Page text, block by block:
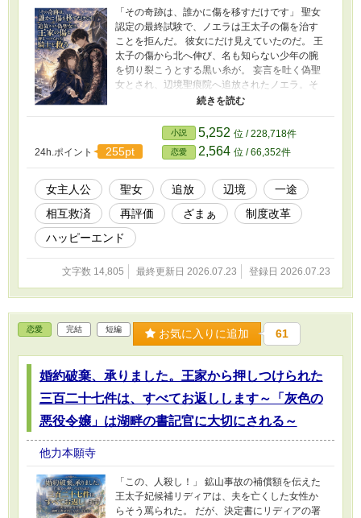
元看護師が、異世界の台所から人と国を癒や
し、今度こそ自分の人生を選び直す物語。
「その奇跡は、誰かに傷を移すだけです」 聖女
認定の最終試験で、ノエラは王太子の傷を治す
ことを拒んだ。 彼女にだけ見えていたのだ。 王
太子の傷から北へ伸び、名も知らない少年の腕
を切り裂こうとする黒い糸が。 妄言を吐く偽聖
女とされ、辺境聖痕院へ追放されたノエラ。そ
こで彼女を待っていたのは、王家や高位貴族が
「奇跡」で消した傷や病を押しつけられた四十
一人と、左腕に何十人分もの傷を背負わされた
元近衛騎士ダリオだった。 ノエラの力は、傷を
治すものではない。 誰が救われ、誰が代価を払
っているのかを読み、不正な魔法契約を停止す
る、失われた職能――呪約師の力だった。 国家
を守るために必要な犠牲だったと主張する大司
教。 代価を知らずに奇跡を使っていた現聖女。
自分の健康が誰かの苦痛で成り立っていた王太
子。 ノエラは、自分を聖女や救世主としてでは
なく、一人の女性として尊重してくれるダリオ
とともに、教会が八十年以上隠してきた奇跡の
代価を暴いていく。 これは「本物の聖女」とし
れた女性が、誰かの痛みを押しつける制度を終
わらせ、自分の仕事と恋を選ぶ物語。 全7話完
結。制度ざまぁ、相互救済、明確なハッピーエ
24h.ポイント 255pt
小説 5,252 位 / 228,718件
恋愛 2,564 位 / 66,352件
女主人公 聖女 追放 辺境
一途
相互救済
再評価 ざまぁ
制度改革
ハッピーエンド
文字数 14,805 最終更新日 2026.07.23 登録日 2026.07.23
恋愛 完結 短編 お気に入りに追加 61
婚約破棄、承りました。王家から押しつけられた
三百二十七件は、すべてお返しします～「灰色の
悪役令嬢」は湖畔の書記官に大切にされる～
他力本願寺
「この、人殺し！」 鉱山事故の補償額を伝えた
王太子妃候補リディアは、夫を亡くした女性か
らそう罵られた。 だが、決定書にリディアの署